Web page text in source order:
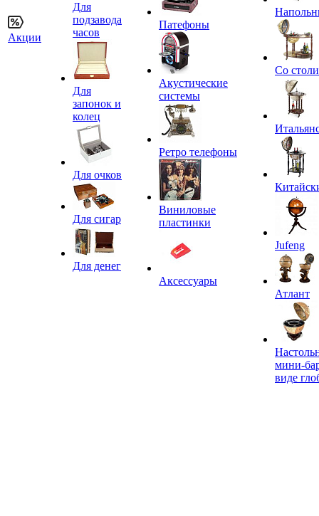
Акции
Для
подзавода
часов
Для
запонок и
колец
Для очков
Для сигар
Для денег
Патефоны
Акустические
системы
Ретро телефоны
Виниловые
пластинки
Аксессуары
Со
Jufeng
Атлант
мини-
виде